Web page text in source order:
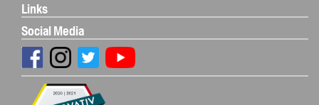
Links
Social Media